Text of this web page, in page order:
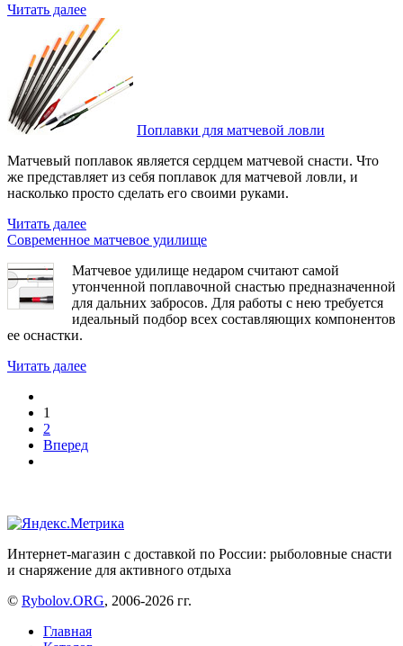
Читать далее
Поплавки для матчевой ловли
Матчевый поплавок является сердцем матчевой снасти. Что
же представляет из себя поплавок для матчевой ловли, и
насколько просто сделать его своими руками.
Читать далее
Современное матчевое удилище
Матчевое удилище недаром считают самой
утонченной поплавочной снастью предназначенной
для дальних забросов. Для работы с нею требуется
идеальный подбор всех составляющих компонентов
ее оснастки.
Читать далее
1
2
Вперед
Интернет-магазин с доставкой по России: рыболовные снасти
и снаряжение для активного отдыха
© Rybolov.ORG, 2006-2026 гг.
Главная